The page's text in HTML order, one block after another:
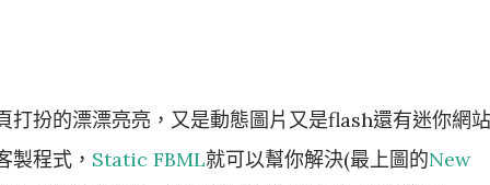
打扮的漂漂亮亮，又是動態圖片又是flash還有迷你網站
製程式， Static FBML就可以幫你解決(最上圖的New